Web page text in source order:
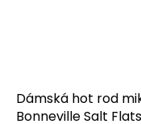
Dámská hot rod
Bonneville Salt Flats